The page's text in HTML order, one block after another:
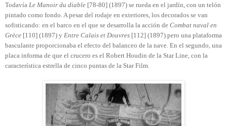
Todavía Le Manoir du diable [78-80] (1897) se rueda en el jardín, con un telón
pintado como fondo. A pesar del rodaje en exteriores, los decorados se van
sofisticando: en el barco en el que se desarrolla la acción de Combat naval en
Grèce [110] (1897) y Entre Calais et Douvres [112] (1897) pero una plataforma
basculante proporcionaba el efecto del balanceo de la nave. En el segundo, una
placa informa de que el crucero es el Robert Houdin de la Star Line, con la
característica estrella de cinco puntas de la Star Film.